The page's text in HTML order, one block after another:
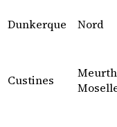
Dunkerque
Nord
Custines